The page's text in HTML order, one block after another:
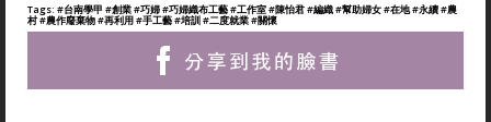
Tags: #台南學甲 #創業#巧婦#巧婦織布工藝#工作室#陳怡君#編織#幫助婦女#在地#永續#農
村#農作廢棄物#再利用#手工藝#培訓#二度就業#關懷